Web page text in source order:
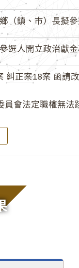
、市）長擬參選
開立政治獻金專
糾正案18案 函請
法定職權無法踐